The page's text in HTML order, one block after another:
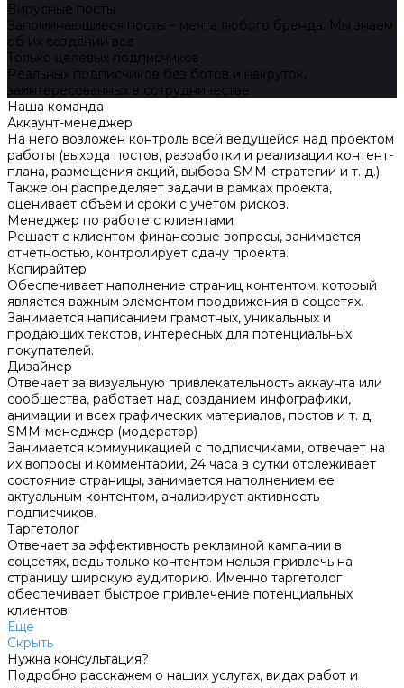
Вирусные посты
Запоминающиеся посты – мечта любого бренда. Мы знаем
об их создании все
Только целевых подписчиков
Реальных подписчиков без ботов и накруток,
заинтересованных в сотрудничестве
Наша команда
Аккаунт-менеджер
На него возложен контроль всей ведущейся над проектом
работы (выхода постов, разработки и реализации контент-
плана, размещения акций, выбора SMM-стратегии и т. д.).
Также он распределяет задачи в рамках проекта,
оценивает объем и сроки с учетом рисков.
Менеджер по работе с клиентами
Решает с клиентом финансовые вопросы, занимается
отчетностью, контролирует сдачу проекта.
Копирайтер
Обеспечивает наполнение страниц контентом, который
является важным элементом продвижения в соцсетях.
Занимается написанием грамотных, уникальных и
продающих текстов, интересных для потенциальных
покупателей.
Дизайнер
Отвечает за визуальную привлекательность аккаунта или
сообщества, работает над созданием инфографики,
анимации и всех графических материалов, постов и т. д.
SMM-менеджер (модератор)
Занимается коммуникацией с подписчиками, отвечает на
их вопросы и комментарии, 24 часа в сутки отслеживает
состояние страницы, занимается наполнением ее
актуальным контентом, анализирует активность
подписчиков.
Таргетолог
Отвечает за эффективность рекламной кампании в
соцсетях, ведь только контентом нельзя привлечь на
страницу широкую аудиторию. Именно таргетолог
обеспечивает быстрое привлечение потенциальных
клиентов.
Еще
Скрыть
Нужна консультация?
Подробно расскажем о наших услугах, видах работ и